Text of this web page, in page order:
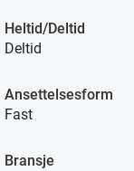
Heltid/Deltid
Deltid
Ansettelsesform
Fast
Bransje